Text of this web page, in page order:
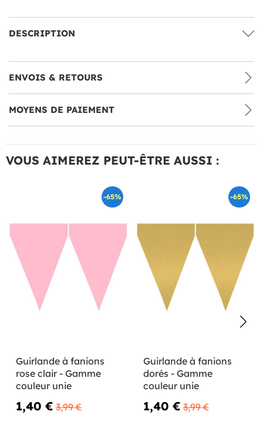
DESCRIPTION
ENVOIS & RETOURS
MOYENS DE PAIEMENT
VOUS AIMEREZ PEUT-ÊTRE AUSSI :
-65%
Guirlande à fanions
rose clair - Gamme
couleur unie
1,40 € 3,99 €
-65%
Guirlande à fanions
dorés - Gamme
couleur unie
1,40 € 3,99 €